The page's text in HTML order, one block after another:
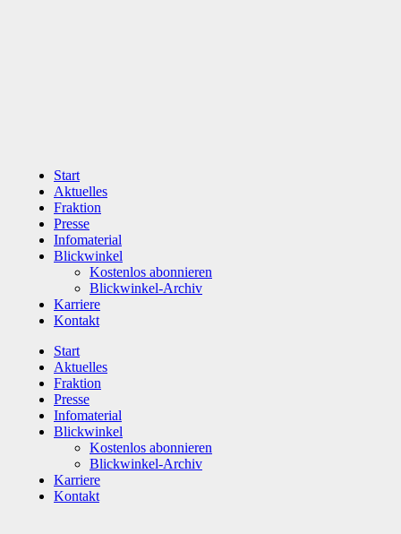
Start
Aktuelles
Fraktion
Presse
Infomaterial
Blickwinkel
Kostenlos abonnieren
Blickwinkel-Archiv
Karriere
Kontakt
Start
Aktuelles
Fraktion
Presse
Infomaterial
Blickwinkel
Kostenlos abonnieren
Blickwinkel-Archiv
Karriere
Kontakt